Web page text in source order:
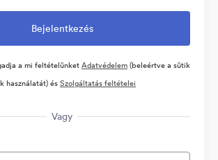
a mi feltételünketAdatvédelem(beleértve a sütik
használatát) ésSzolgáltatás feltételei
Vagy